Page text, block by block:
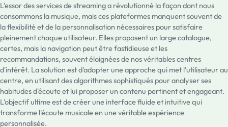
L'essor des services de streaming a révolutionné la façon dont nous
consommons la musique, mais ces plateformes manquent souvent de
la flexibilité et de la personnalisation nécessaires pour satisfaire
pleinement chaque utilisateur. Elles proposent un large catalogue,
certes, mais la navigation peut être fastidieuse et les
recommandations, souvent éloignées de nos véritables centres
d'intérêt. La solution est d'adopter une approche qui met l'utilisateur au
centre, en utilisant des algorithmes sophistiqués pour analyser ses
habitudes d'écoute et lui proposer un contenu pertinent et engageant.
L'objectif ultime est de créer une interface fluide et intuitive qui
transforme l'écoute musicale en une véritable expérience
personnalisée.